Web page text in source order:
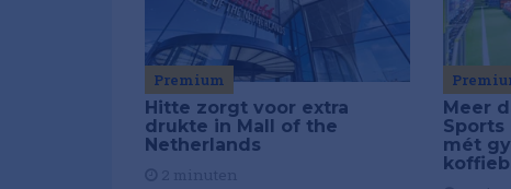
Premium
Hitte zorgt voor extra
drukte in Mall of the
Netherlands
Meer
Sports
mét